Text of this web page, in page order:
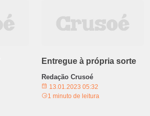
Entregue à própria sorte
Redação Crusoé
13.01.2023 05:32
1 minuto de leitura